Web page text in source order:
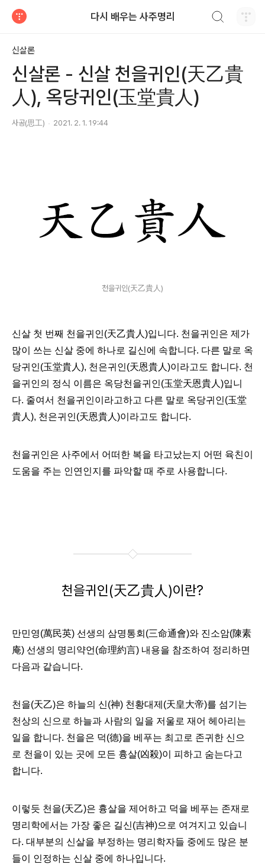
다시 배우는 사주명리
신살론
신살론 - 신살 천을귀인(天乙貴
人), 옥당귀인(玉堂貴人)
사공(思工) 2021. 2. 1. 19:44
천을귀인(天乙貴人)
신살 첫 번째 천을귀인(天乙貴人)입니다. 천을귀인은 제가
많이 쓰는 신살 중에 하나로 길신에 속합니다. 다른 말로 옥
당귀인(玉堂貴人 ), 천은귀인(天恩貴人)이라고도 합니다. 천
을귀인의 정식 이름은 옥당천을귀인(玉堂天恩貴人)입니
다. 줄여서 천을귀인이라고하고 다른 말로 옥당귀인(玉堂
貴人), 천은귀인(天恩貴人)이라고도 합니다.
천을귀인은 사주에서 어떠한 복을 타고났는지 어떤 육친이
도움을 주는 인연인지를 파악할 때 주로 사용합니다.
천을귀인(天乙貴人)이란?
만민영(萬民英) 선생의 삼명통회(三命通會)와 진소암(陳素
庵) 선생의 명리약언(命理約言) 내용을 참조하여 정리하면
다음과 같습니다.
천을(天乙)은 하늘의 신(神) 천황대제(天皇大帝)를 섬기는
천상의 신으로 하늘과 사람의 일을 저울로 재어 헤아리는
일을 합니다. 천을은 덕(德)을 베푸는 최고로 존귀한 신으
로 천을이 있는 곳에 모든 흉살(凶殺)이 피하고 숨는다고
합니다.
이렇듯 천을(天乙)은 흉살을 제어하고 덕을 베푸는 존재로
명리학에서는 가장 좋은 길신(吉神)으로 여겨지고 있습니
다. 대부분의 신살을 부정하는 명리학자들 중에도 많은 분
들이 인정하는 신살 중에 하나입니다.